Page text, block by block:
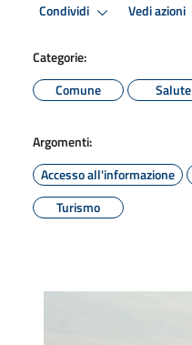
Condividi Vedi azioni
Categorie:
Comune
Salute
Argomenti:
Accesso all'informazione
Turismo